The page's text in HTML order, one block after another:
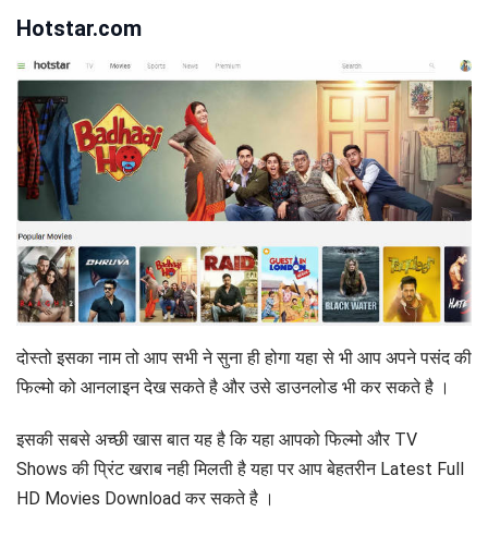
Hotstar.com
दोस्तो इसका नाम तो आप सभी ने सुना ही होगा यहा से भी आप अपने पसंद की
फिल्मो को आनलाइन देख सकते है और उसे डाउनलोड भी कर सकते है ।
इसकी सबसे अच्छी खास बात यह है कि यहा आपको फिल्मो और TV
Shows की प्रिंट खराब नही मिलती है यहा पर आप बेहतरीन Latest Full
HD Movies Download कर सकते है ।